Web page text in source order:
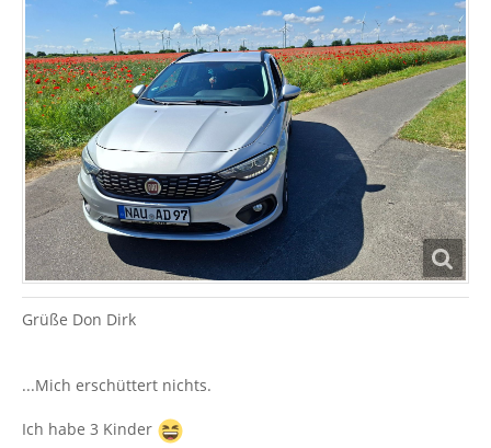
Grüße Don Dirk
...Mich erschüttert nichts.
Ich habe 3 Kinder